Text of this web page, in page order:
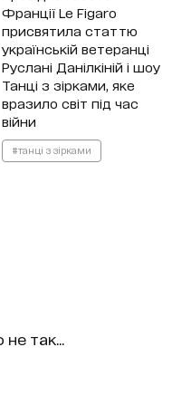
Франції Le Figaro
присвятила статтю
українській ветеранці
Руслані Данілкіній і шоу
Танці з зірками, яке
вразило світ під час
війни
#танці з зірками
так...